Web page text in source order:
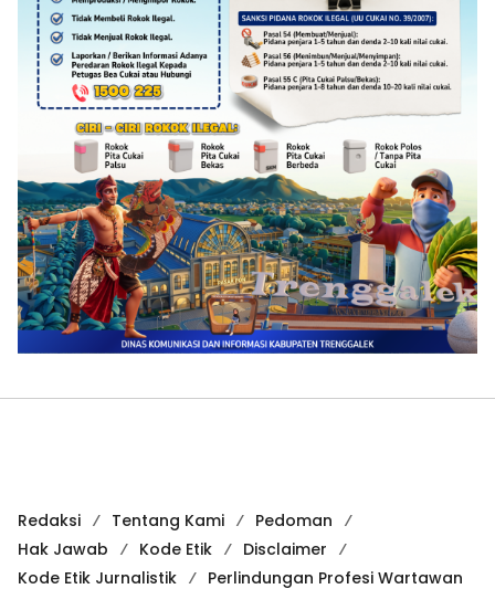
Redaksi Tentang Kami
Pedoman
Hak Jawab
Kode Etik
Disclaimer
Kode Etik Jurnalistik
Perlindungan Profesi Wartawan